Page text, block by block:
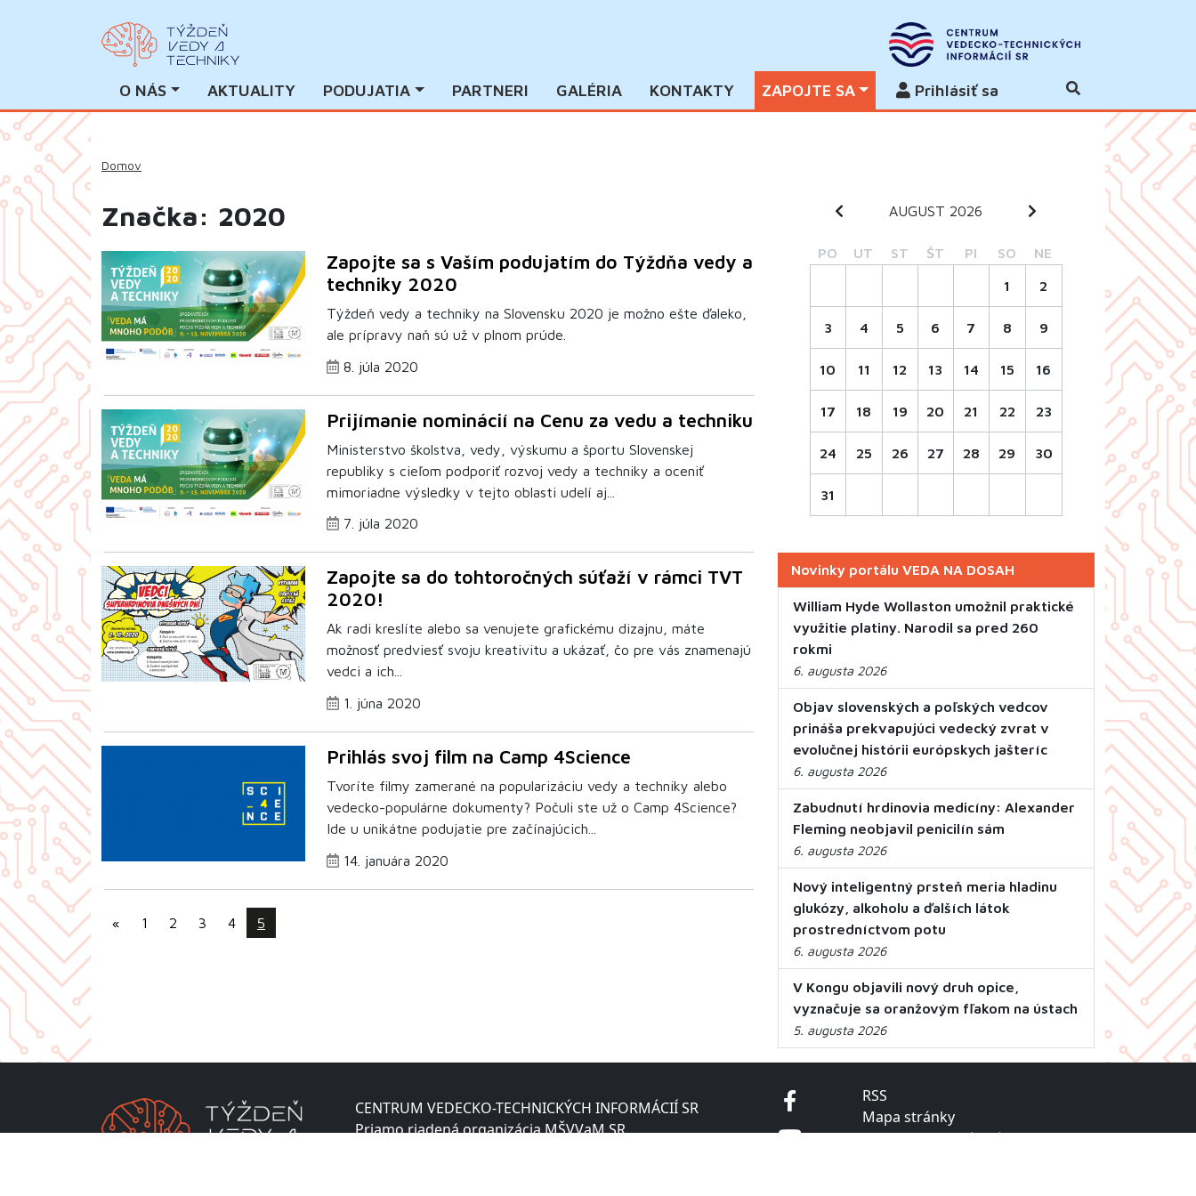
O NÁS AKTUALITY PODUJATIA PARTNERI GALÉRIA KONTAKTY ZAPOJTE SA Prihlásiť sa
Domov
Značka: 2020
Zapojte sa s Vaším podujatím do Týždňa vedy a
techniky 2020
Týždeň vedy a techniky na Slovensku 2020 je možno ešte ďaleko,
ale prípravy naň sú už v plnom prúde.
8. júla 2020
Prijímanie nominácií na Cenu za vedu a techniku
Ministerstvo školstva, vedy, výskumu a športu Slovenskej
republiky s cieľom podporiť rozvoj vedy a techniky a oceniť
mimoriadne výsledky v tejto oblasti udelí aj...
7. júla 2020
Zapojte sa do tohtoročných súťaží v rámci TVT
2020!
Ak radi kreslíte alebo sa venujete grafickému dizajnu, máte
možnosť predviesť svoju kreativitu a ukázať, čo pre vás znamenajú
vedci a ich...
1. júna 2020
Prihlás svoj film na Camp 4Science
Tvoríte filmy zamerané na popularizáciu vedy a techniky alebo
vedecko-populárne dokumenty? Počuli ste už o Camp 4Science?
Ide u unikátne podujatie pre začínajúcich...
14. januára 2020
« 1 2 3 4 5
AUGUST 2026
PO UT ST ŠT PI SO NE
1 2
3 4 5 6 7 8 9
10 11 12 13 14 15 16
17 18 19 20 21 22 23
24 25 26 27 28 29 30
31
Novinky portálu VEDA NA DOSAH
William Hyde Wollaston umožnil praktické
využitie platiny. Narodil sa pred 260
rokmi
6. augusta 2026
Objav slovenských a poľských vedcov
prináša prekvapujúci vedecký zvrat v
evolučnej histórii európskych jašteríc
6. augusta 2026
Zabudnutí hrdinovia medicíny: Alexander
Fleming neobjavil penicilín sám
6. augusta 2026
Nový inteligentný prsteň meria hladinu
glukózy, alkoholu a ďalších látok
prostredníctvom potu
6. augusta 2026
V Kongu objavili nový druh opice,
vyznačuje sa oranžovým fľakom na ústach
5. augusta 2026
CENTRUM VEDECKO-TECHNICKÝCH INFORMÁCIÍ SR
Priamo riadená organizácia MŠVVaM SR
RSS
Mapa stránky
Ochrana osobných údajov